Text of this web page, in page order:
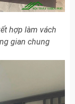
hợp làm vách
gian chung